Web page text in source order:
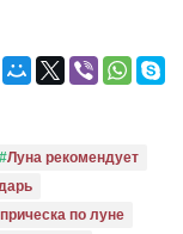
Луна рекомендует
прическа по луне